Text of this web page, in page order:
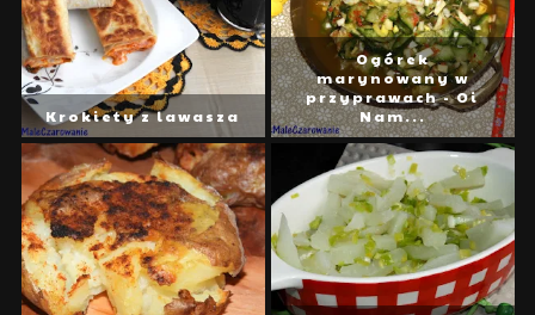
Krokiety z lawasza
Ogórek
marynowany w
przyprawach - Oi
Nam...